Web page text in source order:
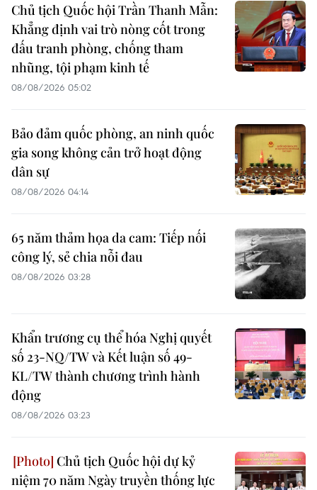
Chủ tịch Quốc hội Trần Thanh Mẫn:
Khẳng định vai trò nòng cốt trong
đấu tranh phòng, chống tham
nhũng, tội phạm kinh tế
08/08/2026 05:02
Bảo đảm quốc phòng, an ninh quốc
gia song không cản trở hoạt động
dân sự
08/08/2026 04:14
65 năm thảm họa da cam: Tiếp nối
công lý, sẻ chia nỗi đau
08/08/2026 03:28
Khẩn trương cụ thể hóa Nghị quyết
số 23-NQ/TW và Kết luận số 49-
KL/TW thành chương trình hành
động
08/08/2026 03:23
Chủ tịch Quốc hội dự kỷ
niệm 70 năm Ngày truyền thống lực